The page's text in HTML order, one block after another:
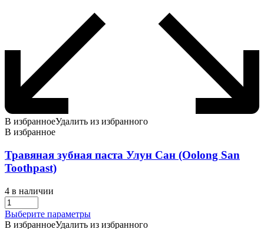
В избранноеУдалить из избранного
В избранное
Травяная зубная паста Улун Сан (Oolong San
Toothpast)
4 в наличии
Выберите параметрыЭтот
товар
В избранноеУдалить из избранного